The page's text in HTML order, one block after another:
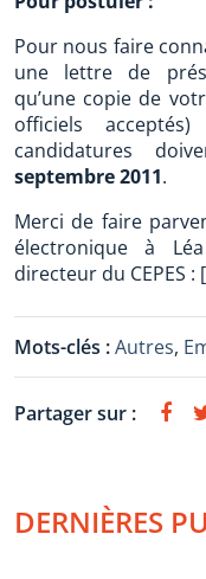
Pour nous faire
une lettre de
qu’une copie de
officiels
candidatures
septembre 2011.
Merci de faire
électronique à
directeur du CEPES
Mots-clés :Autres,
Partager sur :
DERNIÈRES